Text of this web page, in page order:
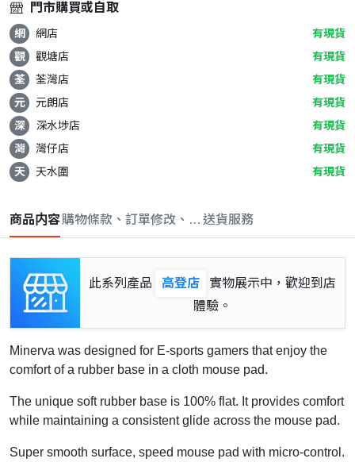
門市購買或自取
網 網店
有現貨
觀
觀塘店
有現貨
荃
荃灣店
有現貨
元
元朗店
有現貨
深
深水埗店
有現貨
灣
灣仔店
有現貨
天
天水圍 有現貨
商品内容購物條款、訂單修改、取消與退款政策
送貨服務
此系列產品 高登店
實物展示中，歡迎到店
體驗。
Minerva was designed for E-sports gamers that enjoy the
comfort of a rubber base in a cloth mouse pad.
The unique soft rubber base is 100% flat. It provides comfort
while maintaining a consistent glide across the mouse pad.
Super smooth surface, speed mouse pad with micro-control.